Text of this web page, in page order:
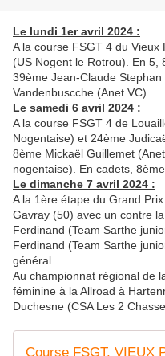
Le lundi 1er avril 2024 :
A la course FSGT 4 du
(US Nogent le Rotrou). En 5,
39ème Jean-Claude
Vandenbuscche (Anet VC).
Le samedi 6 avril 2024 :
A la course FSGT 4 de
Nogentaise) et 24ème
8ème Mickaël Guillemet
nogentaise). En cadets,
Le dimanche 7 avril 2024 :
A la 1ère étape du Grand
Gavray (50) avec un contre
Ferdinand (Team Sarthe
Ferdinand (Team Sarthe
général.
Au championnat régional de
féminine à la Allroad à
Duchesne (CSA Les 2